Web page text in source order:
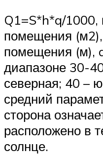
Q1=S*h*q/1000,
помещения
помещения (м),
диапазоне 30-
северная; 40 –
средний
сторона
расположено в
солнце.